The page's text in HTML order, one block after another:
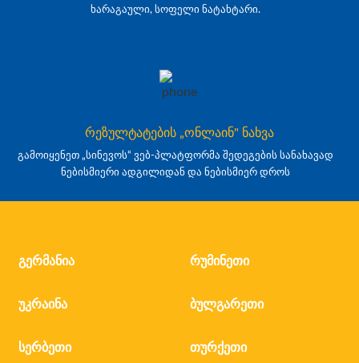
ხარაგაული, სოფელი ნატახტარი.
რეზულტატების „ონლაინ" ნახვა
გამოიყენეთ „სინევოს“ ვებ-პლატფორმა შედეგების სანახავად
ნებისმიერი ადგილიდან და ნებისმიერ დროს
გერმანია რუმინეთი
უკრაინა ბულგარეთი
სერბეთი თურქეთი